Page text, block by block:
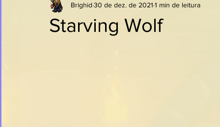
Starving Wolf
Brighid 30 de dez. de 2021 1 min de leitura